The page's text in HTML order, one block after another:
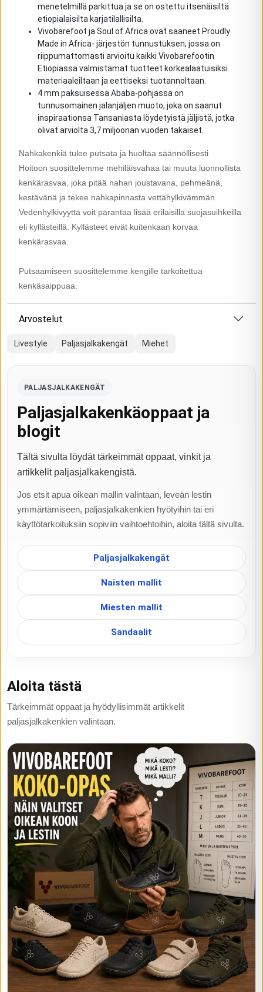
menetelmillä parkittua ja se on ostettu itsenäisiltä
etiopialaisilta karjatilallisilta.
Vivobarefoot ja Soul of Africa ovat saaneet Proudly
Made in Africa- järjestön tunnustuksen, jossa on
riippumattomasti arvioitu kaikki Vivobarefootin
Etiopiassa valmistamat tuotteet korkealaatuisiksi
materiaaleiltaan ja eettiseksi tuotannoltaan.
4 mm paksuisessa Ababa-pohjassa on
tunnusomainen jalanjäljen muoto, joka on saanut
inspiraationsa Tansaniasta löydetyistä jäljistä, jotka
olivat arviolta 3,7 miljoonan vuoden takaiset.
Nahkakenkiä tulee putsata ja huoltaa säännöllisesti
Hoitoon suosittelemme mehiläisvahaa tai muuta luonnollista
kenkärasvaa, joka pitää nahan joustavana, pehmeänä,
kestävänä ja tekee nahkapinnasta vettähylkivämmän.
Vedenhylkivyyttä voit parantaa lisää erilaisilla suojasuihkeilla
eli kyllästeillä. Kyllästeet eivät kuitenkaan korvaa
kenkärasvaa.
Putsaamiseen suosittelemme kengille tarkoitettua
kenkäsaippuaa.
Arvostelut
Livestyle Paljasjalkakengät Miehet
PALJASJALKAKENGÄT
Paljasjalkakenkäoppaat ja
blogit
Tältä sivulta löydät tärkeimmät oppaat, vinkit ja
artikkelit paljasjalkakengistä.
Jos etsit apua oikean mallin valintaan, leveän lestin
ymmärtämiseen, paljasjalkakenkien hyötyihin tai eri
käyttötarkoituksiin sopiviin vaihtoehtoihin, aloita tältä sivulta.
Paljasjalkakengät
Naisten mallit
Miesten mallit
Sandaalit
Aloita tästä
Tärkeimmät oppaat ja hyödyllisimmät artikkelit
paljasjalkakenkien valintaan.